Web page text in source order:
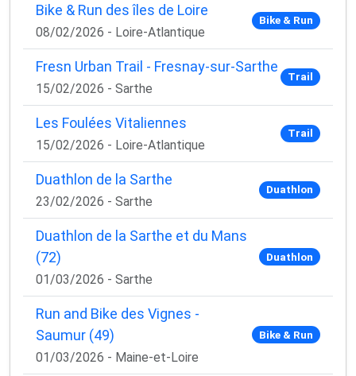
Bike & Run des îles de Loire
08/02/2026 - Loire-Atlantique
Bike & Run
Fresn Urban Trail - Fresnay-sur-Sarthe
15/02/2026 - Sarthe
Trail
Les Foulées Vitaliennes
15/02/2026 - Loire-Atlantique
Trail
Duathlon de la Sarthe
23/02/2026 - Sarthe
Duathlon
Duathlon de la Sarthe et du Mans
(72)
01/03/2026 - Sarthe
Duathlon
Run and Bike des Vignes -
Saumur (49)
01/03/2026 - Maine-et-Loire
Bike & Run